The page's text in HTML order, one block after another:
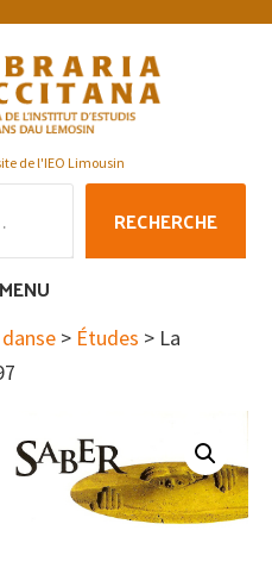
de l'IEO Limousin
pour :
RECHERCHE
MENU
> Études > La